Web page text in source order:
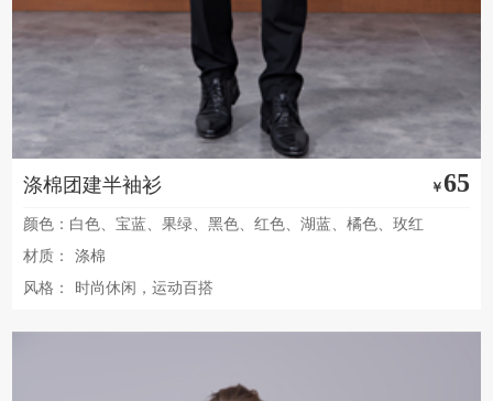
涤棉团建半袖衫 ￥65
颜色：白色、宝蓝、果绿、黑色、红色、湖蓝、橘色、玫红
材质：
涤棉
风格：
时尚休闲，运动百搭